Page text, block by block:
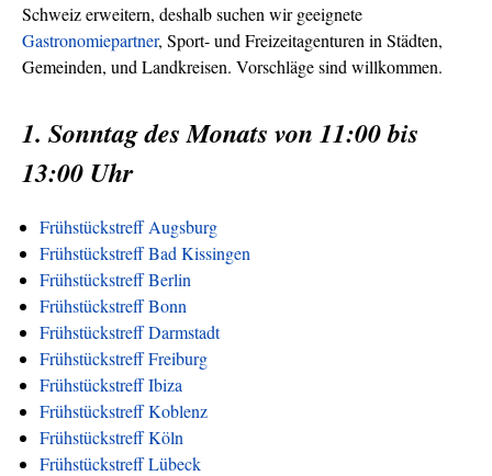
Schweiz erweitern, deshalb suchen wir geeignete
Gastronomiepartner, Sport- und Freizeitagenturen in Städten,
Gemeinden, und Landkreisen. Vorschläge sind willkommen.
1. Sonntag des Monats von 11:00 bis
13:00 Uhr
Frühstückstreff Augsburg
Frühstückstreff Bad Kissingen
Frühstückstreff Berlin
Frühstückstreff Bonn
Frühstückstreff Darmstadt
Frühstückstreff Freiburg
Frühstückstreff Ibiza
Frühstückstreff Koblenz
Frühstückstreff Köln
Frühstückstreff Lübeck